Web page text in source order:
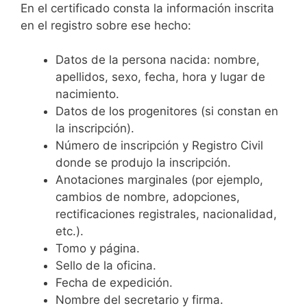
En el certificado consta la información inscrita
en el registro sobre ese hecho:
Datos de la persona nacida: nombre,
apellidos, sexo, fecha, hora y lugar de
nacimiento.
Datos de los progenitores (si constan en
la inscripción).
Número de inscripción y Registro Civil
donde se produjo la inscripción.
Anotaciones marginales (por ejemplo,
cambios de nombre, adopciones,
rectificaciones registrales, nacionalidad,
etc.).
Tomo y página.
Sello de la oficina.
Fecha de expedición.
Nombre del secretario y firma.